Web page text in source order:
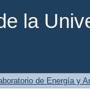
la
de Energía y